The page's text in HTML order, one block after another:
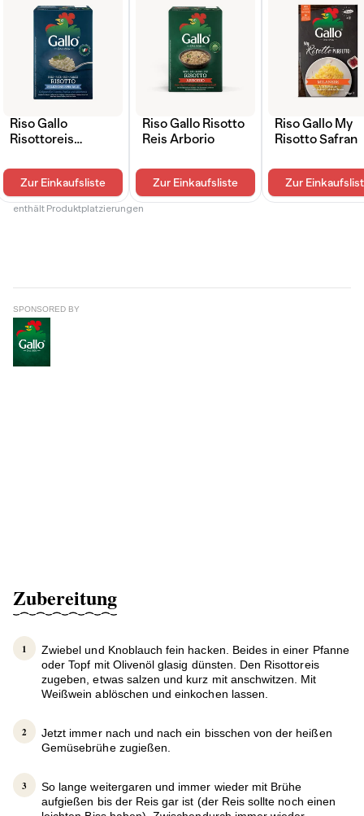
SPONSORED BY
Zubereitung
Zwiebel und Knoblauch fein hacken. Beides in einer Pfanne
oder Topf mit Olivenöl glasig dünsten. Den Risottoreis
zugeben, etwas salzen und kurz mit anschwitzen. Mit
Weißwein ablöschen und einkochen lassen.
Jetzt immer nach und nach ein bisschen von der heißen
Gemüsebrühe zugießen.
So lange weitergaren und immer wieder mit Brühe
aufgießen bis der Reis gar ist (der Reis sollte noch einen